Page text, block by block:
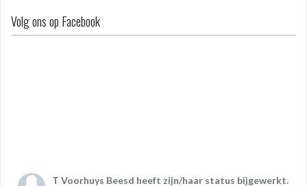
Volg ons op Facebook
T Voorhuys Beesd heeft zijn/haar status bijgewerkt.